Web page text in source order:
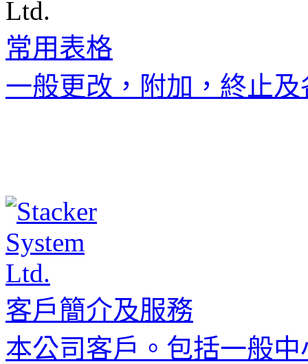
常用表格
一般更改，附加，終止
客戶簡介及服務
本公司客戶。包括一般